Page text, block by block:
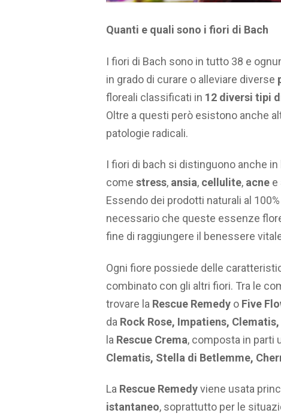
Quanti e quali sono i fiori di Bach
I fiori di Bach sono in tutto 38 e
in grado di curare o alleviare diverse
floreali classificati in 12 diversi tipi
Oltre a questi però esistono anche
patologie radicali.
I fiori di bach si distinguono anche
come stress, ansia, cellulite, acne e
Essendo dei prodotti naturali al
necessario che queste essenze
fine di raggiungere il benessere
Ogni fiore possiede delle
combinato con gli altri fiori. Tra le
trovare la Rescue Remedy o Five
da Rock Rose, Impatiens,
la Rescue Crema, composta in parti
Clematis, Stella di Betlemme,
La Rescue Remedyviene usata
istantaneo, soprattutto per le